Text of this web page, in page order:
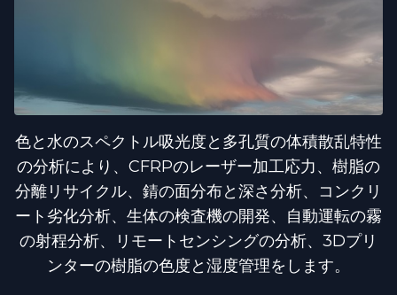
色と水のスペクトル吸光度と多孔質の体積散乱特性
の分析により、CFRPのレーザー加工応力、樹脂の
分離リサイクル、錆の面分布と深さ分析、コンクリ
ート劣化分析、生体の検査機の開発、自動運転の霧
の射程分析、リモートセンシングの分析、3Dプリ
ンターの樹脂の色度と湿度管理をします。